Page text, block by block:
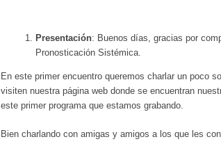
Presentación: Buenos días, gracias por
Pronosticación Sistémica.
En este primer encuentro queremos charlar un poco
visiten nuestra página web donde se encuentran
este primer programa que estamos grabando.
Bien charlando con amigas y amigos a los que les